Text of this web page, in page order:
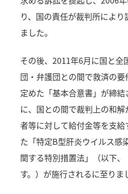
り、国の責任が裁判所によ
ました。
その後、2011年6月に国と全
団・弁護団との間で救済の
定めた「基本合意書」が締
に、国との間で裁判上の和
者等に対して給付金等を支
た「特定B型肝炎ウイルス感
関する特別措置法」（以下
す。）が施行されるに至りま